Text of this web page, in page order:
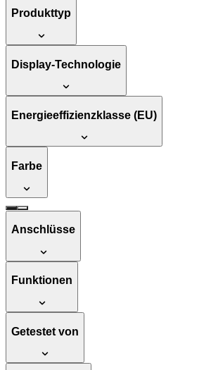
Produkttyp
Display-Technologie
Energieeffizienzklasse (EU)
Farbe
Anschlüsse
Funktionen
Getestet von